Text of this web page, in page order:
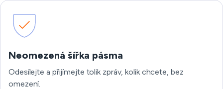
Neomezená šířka pásma
Odesílejte a přijímejte tolik zpráv, kolik chcete, bez
omezení.